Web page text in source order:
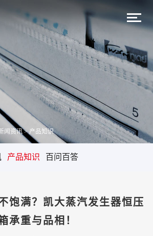
闻资讯>产品知识
产品知识 百问百答
饱满？凯大蒸汽发生器恒压
承重与品相！